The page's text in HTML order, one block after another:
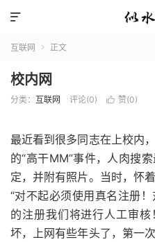

互联网  正文
校内网
分类： 互联网 评论(0)  赞(0)
最近看到很多同志在上校内
的“高干MM”事件，人肉搜
定，并附有照片。当时，怀
“对不起必须使用真名注册
的注册我们将进行人工审
坏，上网有些年头了，第一